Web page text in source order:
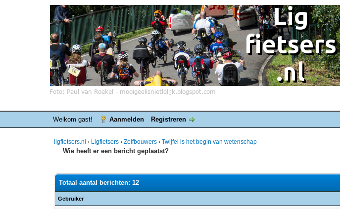
Welkom gast! Aanmelden Registreren
ligfietsers.nl › Ligfietsers ›Zelfbouwers ›Twijfel is het begin van wetenschap
Wie heeft er een bericht geplaatst?
Totaal aantal berichten: 12
Gebruiker